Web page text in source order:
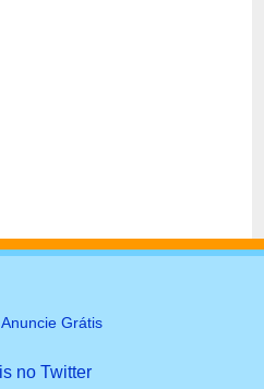
Anuncie Grátis